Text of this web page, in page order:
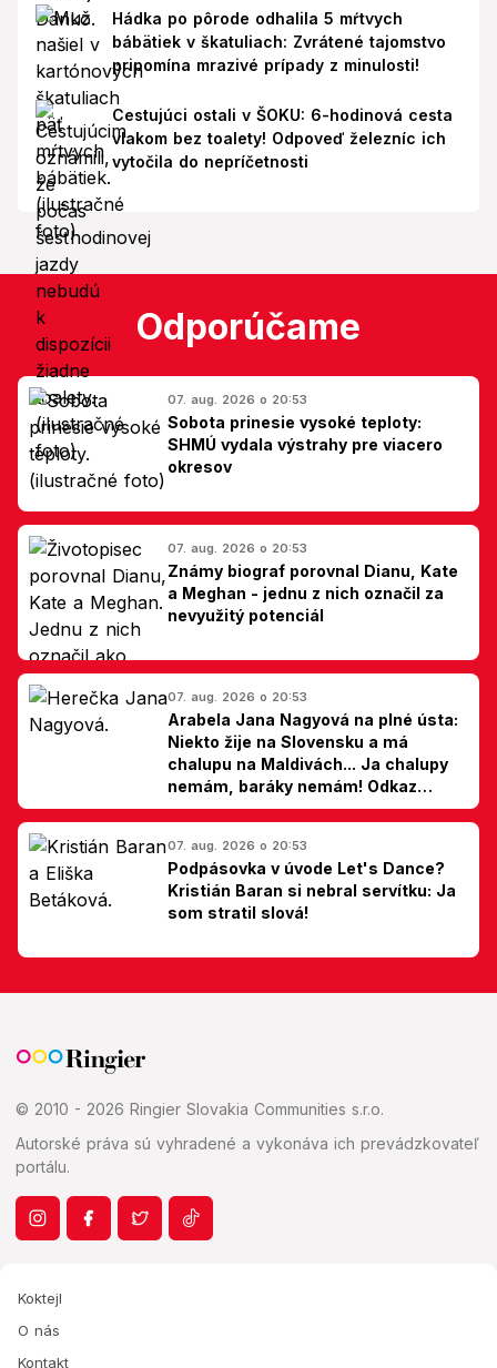
Hádka po pôrode odhalila 5 mŕtvych
bábätiek v škatuliach: Zvrátené tajomstvo
pripomína mrazivé prípady z minulosti!
Cestujúci ostali v ŠOKU: 6-hodinová cesta
vlakom bez toalety! Odpoveď železníc ich
vytočila do nepríčetnosti
Odporúčame
07. aug. 2026 o 20:53
Sobota prinesie vysoké teploty:
SHMÚ vydala výstrahy pre viacero
okresov
07. aug. 2026 o 20:53
Známy biograf porovnal Dianu, Kate
a Meghan - jednu z nich označil za
nevyužitý potenciál
07. aug. 2026 o 20:53
Arabela Jana Nagyová na plné ústa:
Niekto žije na Slovensku a má
chalupu na Maldivách... Ja chalupy
nemám, baráky nemám! Odkaz
Slovákom
07. aug. 2026 o 20:53
Podpásovka v úvode Let's Dance?
Kristián Baran si nebral servítku: Ja
som stratil slová!
© 2010 - 2026 Ringier Slovakia Communities s.r.o.
Autorské práva sú vyhradené a vykonáva ich prevádzkovateľ
portálu.
Koktejl
O nás
Kontakt